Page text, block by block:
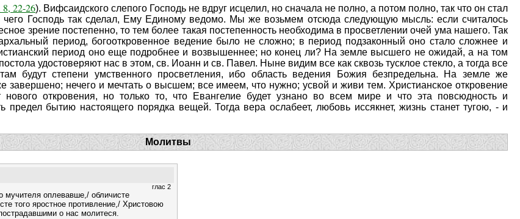
22-26). Вифсаидского слепого Господь не вдруг исцелил, но сначала не полно, а потом полно, так что он стал
чего Господь так сделал, Ему Единому ведомо. Мы же возьмем отсюда следующую мысль: если считалось
зрение постепенно, то тем более такая постепенность необходима в просветлении очей ума нашего. Так
период, богооткровенное ведение было не сложно; в период подзаконный оно стало сложнее и
период оно еще подробнее и возвышеннее; но конец ли? На земле высшего не ожидай, а на том
удостоверяют нас в этом, св. Иоанн и св. Павел. Ныне видим все как сквозь тусклое стекло, а тогда все
будут степени умственного просветления, ибо область ведения Божия безпредельна. На земле же
завершено; нечего и мечтать о высшем; все имеем, что нужно; усвой и живи тем. Христианское откровение
откровения, но только то, что Евангелие будет узнано во всем мире и что эта повсюдность и
предел бытию настоящего порядка вещей. Тогда вера ослабеет, любовь иссякнет, жизнь станет тугою, - и
Молитвы
глас 2
мучителя оплевавше,/ обличисте
того яростное противление,/ Христовою
о нас молитеся.